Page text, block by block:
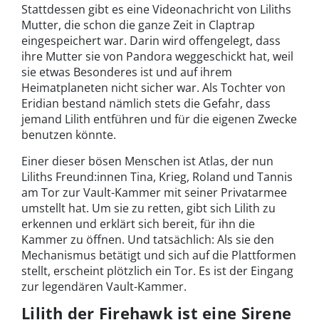
Stattdessen gibt es eine Videonachricht von Liliths
Mutter, die schon die ganze Zeit in Claptrap
eingespeichert war. Darin wird offengelegt, dass
ihre Mutter sie von Pandora weggeschickt hat, weil
sie etwas Besonderes ist und auf ihrem
Heimatplaneten nicht sicher war. Als Tochter von
Eridian bestand nämlich stets die Gefahr, dass
jemand Lilith entführen und für die eigenen Zwecke
benutzen könnte.
Einer dieser bösen Menschen ist Atlas, der nun
Liliths Freund:innen Tina, Krieg, Roland und Tannis
am Tor zur Vault-Kammer mit seiner Privatarmee
umstellt hat. Um sie zu retten, gibt sich Lilith zu
erkennen und erklärt sich bereit, für ihn die
Kammer zu öffnen. Und tatsächlich: Als sie den
Mechanismus betätigt und sich auf die Plattformen
stellt, erscheint plötzlich ein Tor. Es ist der Eingang
zur legendären Vault-Kammer.
Lilith der Firehawk ist eine Sirene